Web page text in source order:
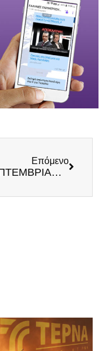
Επόμενο
«ΣΕΠΤΕΜΒΡΙΑΝΑ» 1955: ΤΟ ΞΕΡΙΖΩΜΑ ΤΟΥ ΕΛΛΗΝΙΣΜΟΥ ΤΗΣ ΠΟΛΗΣ